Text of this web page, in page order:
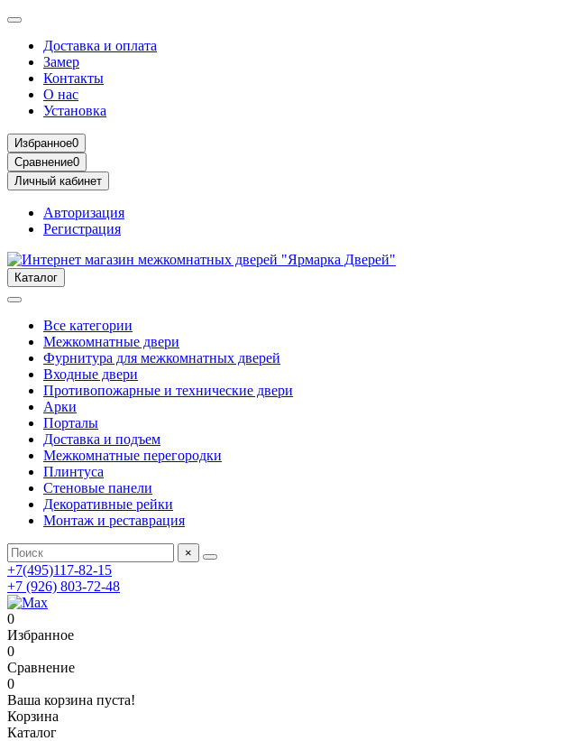
Доставка и оплата
Замер
Контакты
О нас
Установка
Избранное0
Сравнение0
Личный кабинет
Авторизация
Регистрация
Каталог
Все категории
Межкомнатные двери
Фурнитура для межкомнатных дверей
Входные двери
Противопожарные и технические двери
Арки
Порталы
Доставка и подъем
Межкомнатные перегородки
Плинтуса
Стеновые панели
Декоративные рейки
Монтаж и реставрация
×
+7(495)117-82-15
+7 (926) 803-72-48
0
Избранное
0
Сравнение
0
Ваша корзина пуста!
Корзина
Каталог